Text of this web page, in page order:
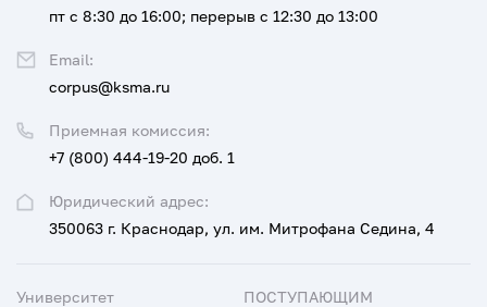
Юридический адрес:
350063 г. Краснодар, ул. им. Митрофана Седина, 4
Приемная комиссия:
+7 (800) 444-19-20 доб. 1
пт с 8:30 до 16:00; перерыв с 12:30 до 13:00
Email:
corpus@ksma.ru
Университет ПОСТУПАЮЩИМ